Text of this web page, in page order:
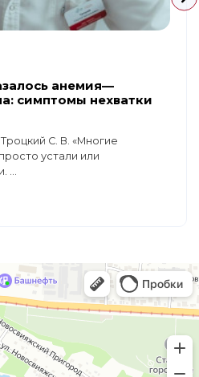
анемия—
симптомы нехватки
С. В. «Многие
устали или